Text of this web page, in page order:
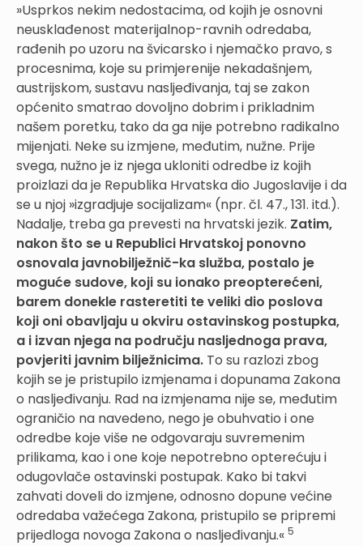
»Usprkos nekim nedostacima, od kojih je osnovni
neusklađenost materijalnop-ravnih odredaba,
rađenih po uzoru na švicarsko i njemačko pravo, s
procesnima, koje su primjerenije nekadašnjem,
austrijskom, sustavu nasljeđivanja, taj se zakon
općenito smatrao dovoljno dobrim i prikladnim
našem poretku, tako da ga nije potrebno radikalno
mijenjati. Neke su izmjene, međutim, nužne. Prije
svega, nužno je iz njega ukloniti odredbe iz kojih
proizlazi da je Republika Hrvatska dio Jugoslavije i da
se u njoj »izgradjuje socijalizam« (npr. čl. 47., 131. itd.).
Nadalje, treba ga prevesti na hrvatski jezik. Zatim,
nakon što se u Republici Hrvatskoj ponovno
osnovala javnobilježnič-ka služba, postalo je
moguće sudove, koji su ionako preopterećeni,
barem donekle rasteretiti te veliki dio poslova
koji oni obavljaju u okviru ostavinskog postupka,
a i izvan njega na području nasljednoga prava,
povjeriti javnim bilježnicima. To su razlozi zbog
kojih se je pristupilo izmjenama i dopunama Zakona
o nasljeđivanju. Rad na izmjenama nije se, međutim
ograničio na navedeno, nego je obuhvatio i one
odredbe koje više ne odgovaraju suvremenim
prilikama, kao i one koje nepotrebno opterećuju i
odugovlače ostavinski postupak. Kako bi takvi
zahvati doveli do izmjene, odnosno dopune većine
odredaba važećega Zakona, pristupilo se pripremi
prijedloga novoga Zakona o nasljeđivanju.« 5